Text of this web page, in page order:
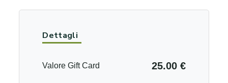
Dettagli
Valore Gift Card 25.00 €